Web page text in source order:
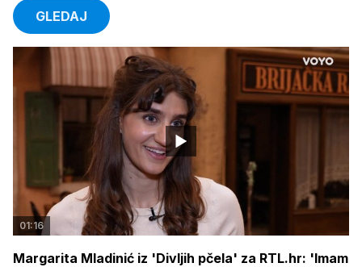
GLEDAJ
01:16
Margarita Mladinić iz 'Divljih pčela' za RTL.hr: 'Imam